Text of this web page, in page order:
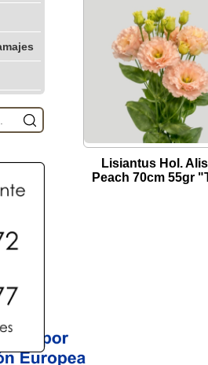
Lisiantus Hol.
Peach 70cm 55gr